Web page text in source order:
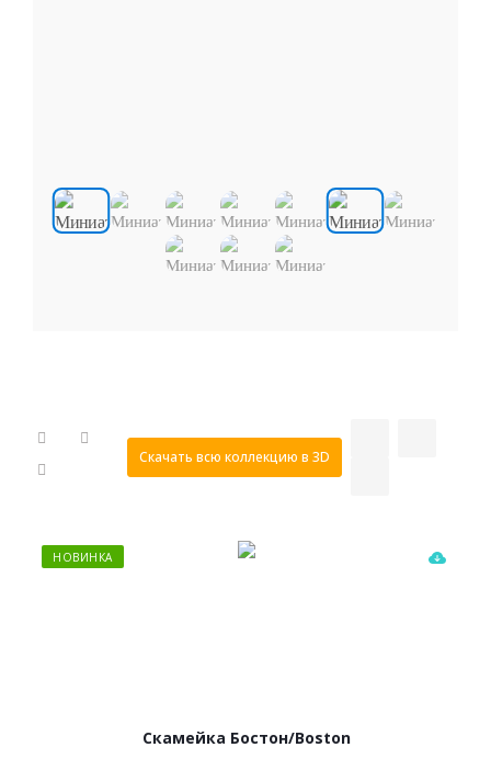
Скачать всю коллекцию в 3D
НОВИНКА
Скамейка Бостон/Boston